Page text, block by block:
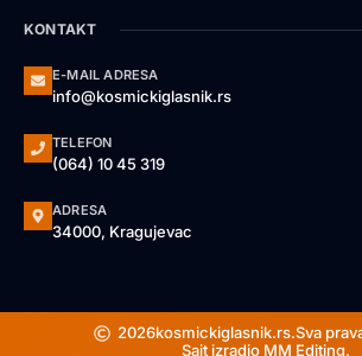
KONTAKT
E-MAIL ADRESA
info@kosmickiglasnik.rs
TELEFON
(064) 10 45 319
ADRESA
34000, Kragujevac
2026kosmickiglasnik.rs.Sva
Sajt izradio MM Editing.